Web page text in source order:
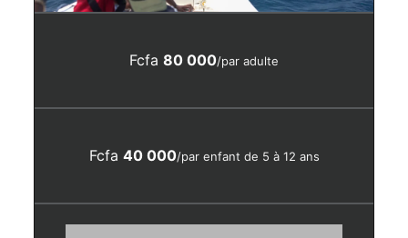
Fcfa 80 000/par adulte
Fcfa 40 000/par enfant de 5 à 12 ans